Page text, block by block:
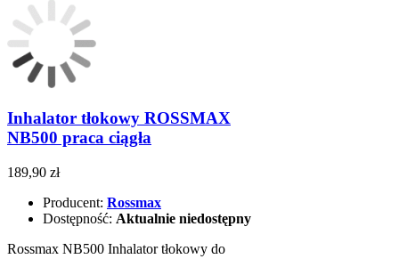
Inhalator tłokowy ROSSMAX
NB500 praca ciągła
189,90 zł
Producent: Rossmax
Dostępność: Aktualnie niedostępny
Rossmax NB500 Inhalator tłokowy do